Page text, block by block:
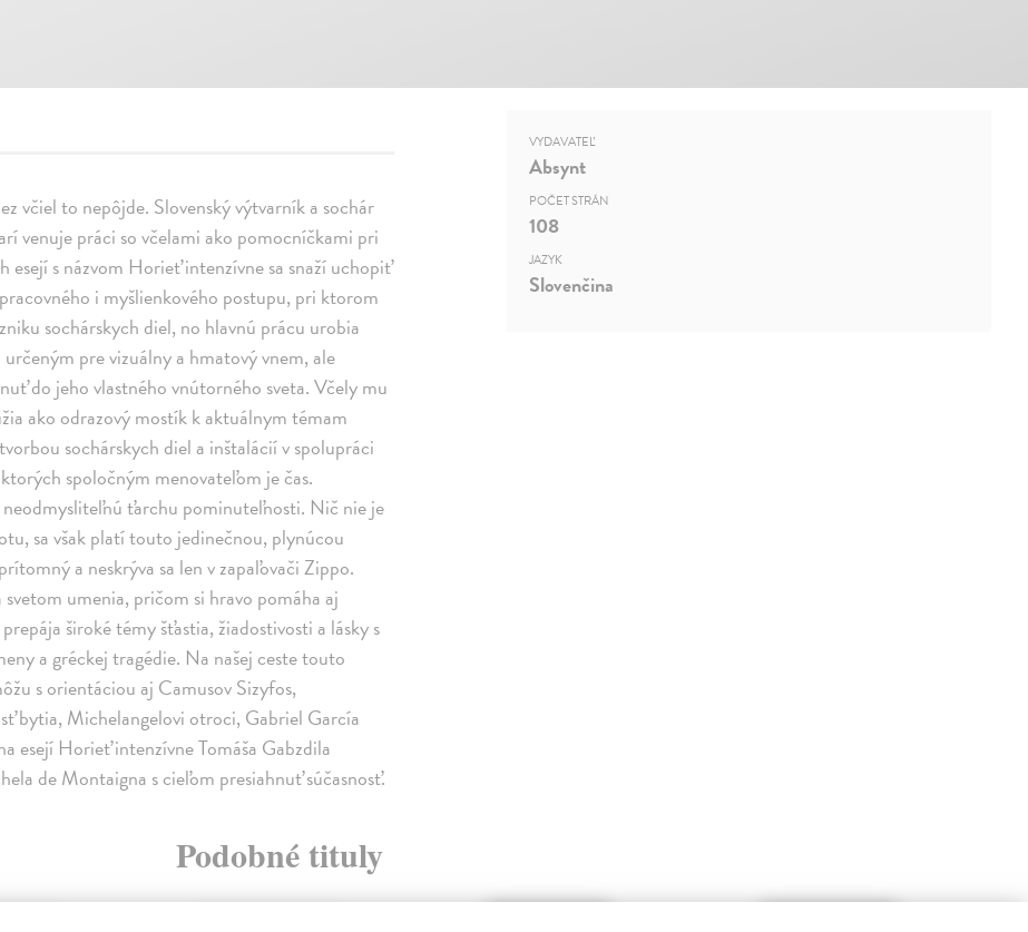
včiel to nepôjde. Slovenský výtvarník a sochár
venuje práci so včelami ako pomocníčkami pri
s názvom Horieť intenzívne sa snaží uchopiť
i myšlienkového postupu, pri ktorom
sochárskych diel, no hlavnú prácu urobia
pre vizuálny a hmatový vnem, ale
do jeho vlastného vnútorného sveta. Včely mu
ako odrazový mostík k aktuálnym témam
sochárskych diel a inštalácií v spolupráci
spoločným menovateľom je čas.
ťarchu pominuteľnosti. Nič nie je
sa však platí touto jedinečnou, plynúcou
a neskrýva sa len v zapaľovači Zippo.
umenia, pričom si hravo pomáha aj
široké témy šťastia, žiadostivosti a lásky s
a gréckej tragédie. Na našej ceste touto
s orientáciou aj Camusov Sizyfos,
bytia, Michelangelovi otroci, Gabriel García
esejí Horieť intenzívne Tomáša Gabzdila
de Montaigna s cieľom presiahnuť súčasnosť.
VYDAVATEĽ
Absynt
POČET STRÁN
108
JAZYK
Slovenčina
Podobné tituly